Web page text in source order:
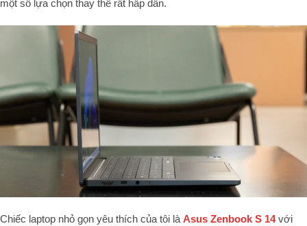
một số lựa chọn thay thế rất hấp dẫn.
Chiếc laptop nhỏ gọn yêu thích của tôi là Asus Zenbook S 14với